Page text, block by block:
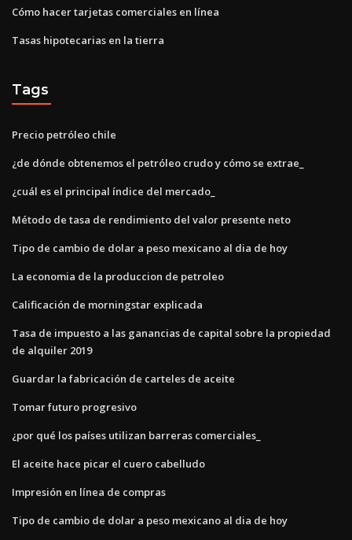
Cómo hacer tarjetas comerciales en línea
Tasas hipotecarias en la tierra
Tags
Precio petróleo chile
¿de dónde obtenemos el petróleo crudo y cómo se extrae_
¿cuál es el principal índice del mercado_
Método de tasa de rendimiento del valor presente neto
Tipo de cambio de dolar a peso mexicano al dia de hoy
La economia de la produccion de petroleo
Calificación de morningstar explicada
Tasa de impuesto a las ganancias de capital sobre la propiedad
de alquiler 2019
Guardar la fabricación de carteles de aceite
Tomar futuro progresivo
¿por qué los países utilizan barreras comerciales_
El aceite hace picar el cuero cabelludo
Impresión en línea de compras
Tipo de cambio de dolar a peso mexicano al dia de hoy